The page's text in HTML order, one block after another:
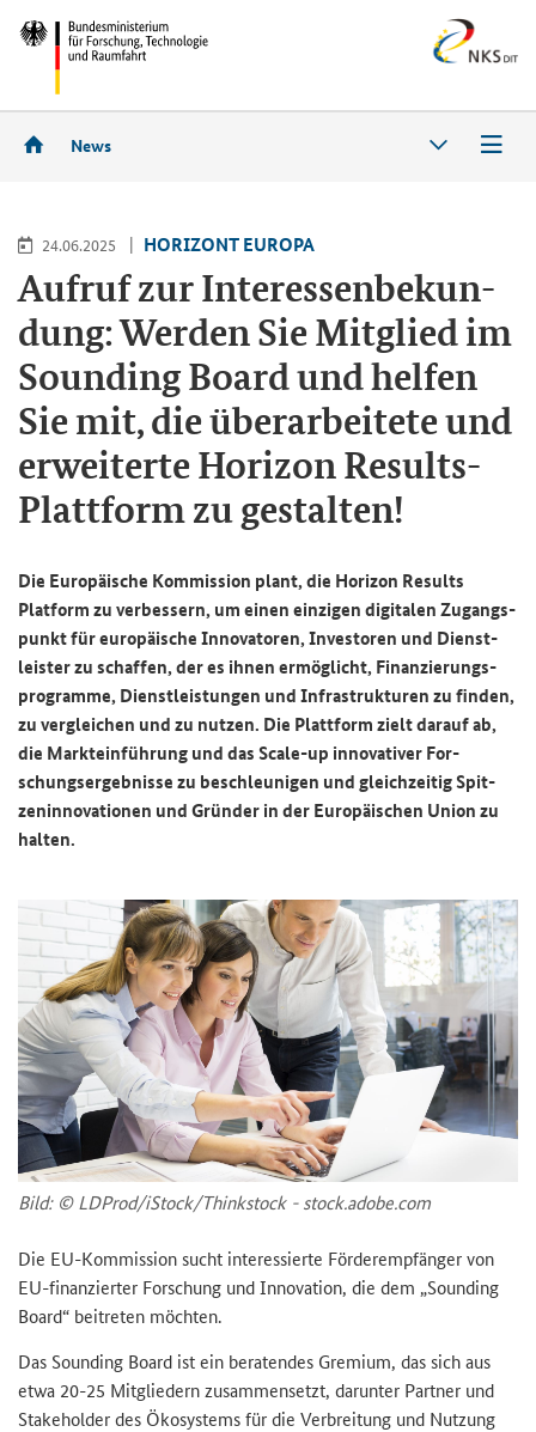
News
24.06.2025 HO­RI­ZONT EU­RO­PA
Auf­ruf zur In­ter­es­sen­be­kun­
dung: Wer­den Sie Mit­glied im
Soun­ding Board und hel­fen
Sie mit, die über­ar­bei­te­te und
er­wei­ter­te Ho­ri­zon Results-​
Plattform zu ge­stal­ten!
Die Eu­ro­päi­sche Kom­mis­si­on plant, die Horizon Results
Platformzu ver­bes­sern, um einen ein­zi­gen di­gi­ta­len Zu­gangs­
punkt für eu­ro­päi­sche In­no­va­to­ren, In­ves­to­ren und Dienst­
leis­ter zu schaf­fen, der es ihnen er­mög­licht, Fi­nan­zie­rungs­
pro­gram­me, Dienst­leis­tun­gen und In­fra­struk­tu­ren zu fin­den,
zu ver­glei­chen und zu nut­zen. Die Platt­form zielt dar­auf ab,
die Markt­ein­füh­rung und dasScale-up in­no­va­ti­ver For­
schungs­er­geb­nis­se zu be­schleu­ni­gen und gleich­zei­tig Spit­
zen­in­no­va­tio­nen und Grün­der in der Eu­ro­päi­schen Union zu
hal­ten.
Bild: © LD­Prod/iStock/Think­stock - stock.adobe.com
Die EU-​Kommission sucht in­ter­es­sier­te För­der­emp­fän­ger von
EU-​finanzierter For­schung und In­no­va­ti­on, die dem „Sounding
Board“ bei­tre­ten möch­ten.
Das Sounding Board ist ein be­ra­ten­des Gre­mi­um, das sich aus
etwa 20-25 Mit­glie­dern zu­sam­men­setzt, dar­un­ter Part­ner und
Stakeholderdes Öko­sys­tems für die Ver­brei­tung und Nut­zung